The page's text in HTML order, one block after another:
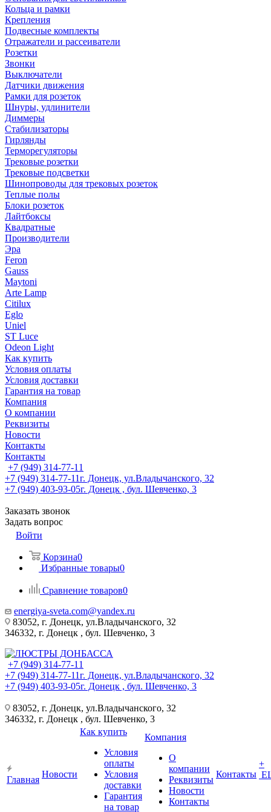
Кольца и рамки
Крепления
Подвесные комплекты
Отражатели и рассеиватели
Розетки
Звонки
Выключатели
Датчики движения
Рамки для розеток
Шнуры, удлинители
Диммеры
Стабилизаторы
Гирлянды
Терморегуляторы
Трековые розетки
Трековые подсветки
Шинопроводы для трековых розеток
Теплые полы
Блоки розеток
Лайтбоксы
Квадратные
Производители
Эра
Feron
Gauss
Maytoni
Arte Lamp
Citilux
Eglo
Uniel
ST Luce
Odeon Light
Как купить
Условия оплаты
Условия доставки
Гарантия на товар
Компания
О компании
Реквизиты
Новости
Контакты
Контакты
+7 (949) 314-77-11
+7 (949) 314-77-11г. Донецк, ул.Владычанского, 32
+7 (949) 403-93-05г. Донецк , бул. Шевченко, 3
Заказать звонок
Задать вопрос
Войти
Корзина0
Избранные товары0
Сравнение товаров0
energiya-sveta.com@yandex.ru
83052, г. Донецк, ул.Владычанского, 32
346332, г. Донецк , бул. Шевченко, 3
+7 (949) 314-77-11
+7 (949) 314-77-11г. Донецк, ул.Владычанского, 32
+7 (949) 403-93-05г. Донецк , бул. Шевченко, 3
83052, г. Донецк, ул.Владычанского, 32
346332, г. Донецк , бул. Шевченко, 3
Главная
Новости
Как купить
Условия
оплаты
Условия
доставки
Гарантия
на товар
Компания
О
компании
Реквизиты
Новости
Контакты
Контакты
+